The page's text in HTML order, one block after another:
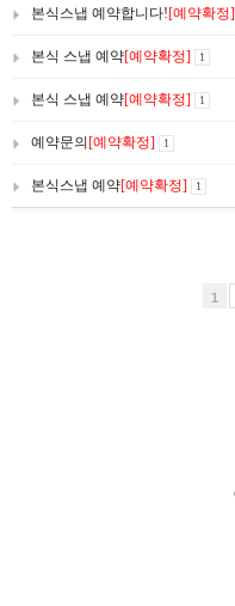
본식스냅 예약합니다![예약확정]
본식 스냅 예약[예약확정] 1
본식 스냅 예약[예약확정] 1
예약문의 [예약확정] 1
본식스냅 예약[예약확정] 1
1